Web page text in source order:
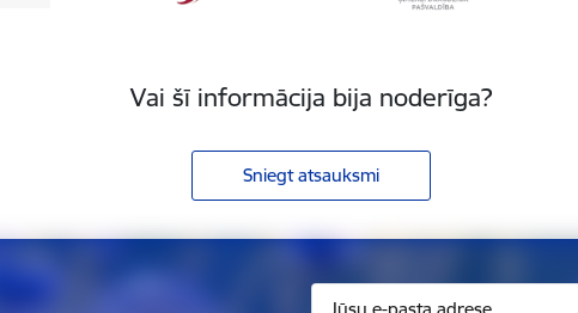
Vai šī informācija bija noderīga?
Sniegt atsauksmi